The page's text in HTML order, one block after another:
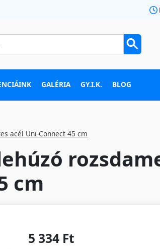
GALÉRIA GY.I.K. BLOG
acél Uni-Connect 45 cm
cm
5 334 Ft